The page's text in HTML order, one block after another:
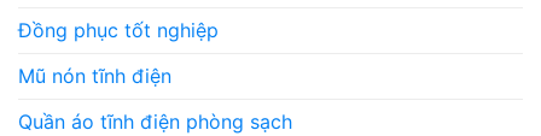
Đồng phục tốt nghiệp
Mũ nón tĩnh điện
Quần áo tĩnh điện phòng sạch